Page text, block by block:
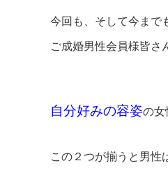
今回も、そして今ま
ご成婚男性会員様皆さ
自分好みの容姿の
この２つが揃うと男性